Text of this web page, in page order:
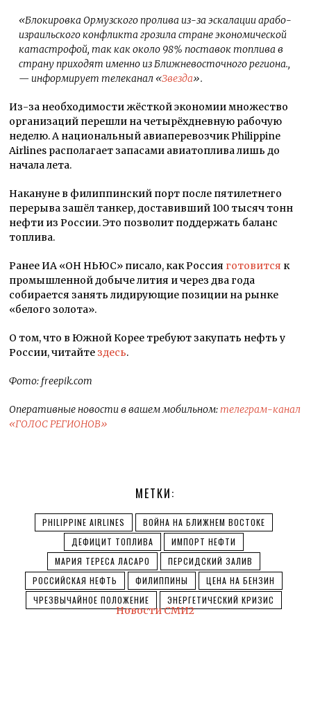
«Блокировка Ормузского пролива из-за эскалации арабо-
израильского конфликта грозила стране экономической
катастрофой, так как около 98% поставок топлива в
страну приходят именно из Ближневосточного региона.,
— информирует телеканал «Звезда».
Из-за необходимости жёсткой экономии множество
организаций перешли на четырёхдневную рабочую
неделю. А национальный авиаперевозчик Philippine
Airlines располагает запасами авиатоплива лишь до
начала лета.
Накануне в филиппинский порт после пятилетнего
перерыва зашёл танкер, доставивший 100 тысяч тонн
нефти из России. Это позволит поддержать баланс
топлива.
Ранее ИА «ОН НЬЮС» писало, как Россия готовится к
промышленной добыче лития и через два года
собирается занять лидирующие позиции на рынке
«белого золота».
О том, что в Южной Корее требуют закупать нефть у
России, читайте здесь.
Фото: freepik.com
Оперативные новости в вашем мобильном:телеграм-канал
«ГОЛОС РЕГИОНОВ»
МЕТКИ:
PHILIPPINE AIRLINES
ВОЙНА НА БЛИЖНЕМ ВОСТОКЕ
ДЕФИЦИТ ТОПЛИВА
ИМПОРТ НЕФТИ
МАРИЯ ТЕРЕСА ЛАСАРО
ПЕРСИДСКИЙ ЗАЛИВ
РОССИЙСКАЯ НЕФТЬ
ФИЛИППИНЫ
ЦЕНА НА БЕНЗИН
ЧРЕЗВЫЧАЙНОЕ ПОЛОЖЕНИЕ
ЭНЕРГЕТИЧЕСКИЙ КРИЗИС
Новости СМИ2